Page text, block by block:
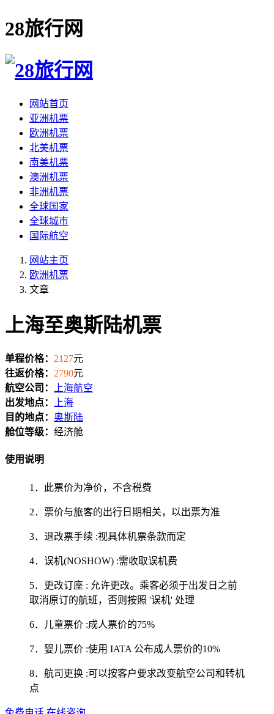
28旅行网
网站首页
亚洲机票
欧洲机票
北美机票
南美机票
澳洲机票
非洲机票
全球国家
全球城市
国际航空
网站主页
欧洲机票
文章
上海至奥斯陆机票
单程价格： 2127元
往返价格： 2790元
航空公司：
上海航空
出发地点：
上海
目的地点： 奥斯陆
舱位等级： 经济舱
使用说明
1．此票价为净价，不含税费
2．票价与旅客的出行日期相关，以出票为准
3．退改票手续 :视具体机票条款而定
4．误机(NOSHOW) :需收取误机费
5．更改订座 : 允许更改。乘客必须于出发日之前
取消原订的航班，否则按照 '误机' 处理
6．儿童票价 :成人票价的75%
7．婴儿票价 :使用 IATA 公布成人票价的10%
8．航司更换 :可以按客户要求改变航空公司和转机
点